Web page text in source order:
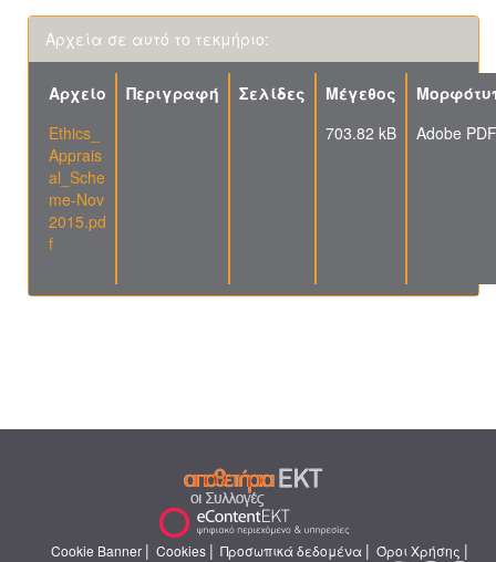
Αρχεία σε αυτό το τεκμήριο:
Αρχείο Περιγραφή Σελίδες Μέγεθος
Ethics_
Apprais
al_Sche
me-Nov
2015.pd
f
703.82 kB Adobe PDF
Cookie Banner | Cookies | Προσωπικά δεδομένα | Όροι Χρήσης |